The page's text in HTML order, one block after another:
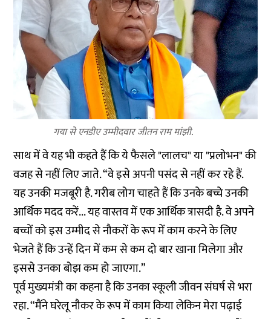
गया से एनडीए उम्मीदवार जीतन राम मांझी.
साथ में वे यह भी कहते हैं कि ये फैसले "लालच" या "प्रलोभन" की
वजह से नहीं लिए जाते. “वे इसे अपनी पसंद से नहीं कर रहे हैं.
यह उनकी मजबूरी है. गरीब लोग चाहते हैं कि उनके बच्चे उनकी
आर्थिक मदद करें... यह वास्तव में एक आर्थिक त्रासदी है. वे अपने
बच्चों को इस उम्मीद से नौकरों के रूप में काम करने के लिए
भेजते हैं कि उन्हें दिन में कम से कम दो बार खाना मिलेगा और
इससे उनका बोझ कम हो जाएगा.”
पूर्व मुख्यमंत्री का कहना है कि उनका स्कूली जीवन संघर्ष से भरा
रहा. “मैंने घरेलू नौकर के रूप में काम किया लेकिन मेरा पढ़ाई